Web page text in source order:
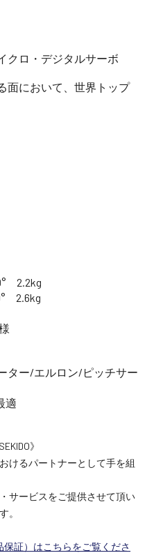
クロ・デジタルサーボ
面において、世界トップ
2.2kg
2.6kg
ター/エルロン/ピッチサー
適
》
けるパートナーとして手を組
サービスをご提供させて頂い
。
証）はこちらをご覧くださ